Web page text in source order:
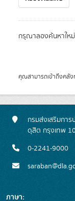
กรุณาลองค้นหาใหม่
คุณสามารถเข้าถึงคลัง
กรมส่งเสริมกา
ดุสิต กรุงเทพ
0-2241-9000
ภาษา